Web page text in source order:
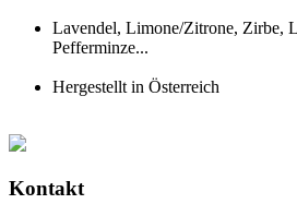
Lavendel, Limone/Zitrone, Zirbe,
Pefferminze...
Hergestellt in Österreich
Kontakt